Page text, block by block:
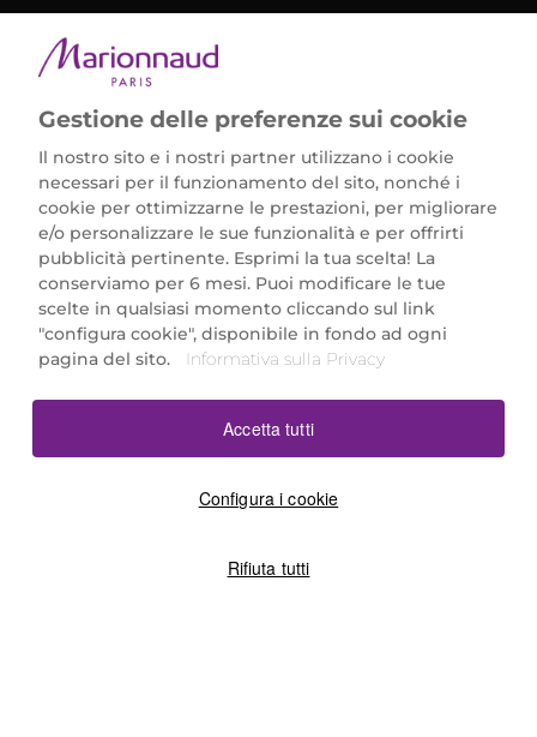
Marionnaud Parfumeries Italia S.r.l.
Largo Fiera Milano 5, 20017 Rho (MI)
REA Milano 1650024 con P.IVA 13425220152.
SCARICA LA NOSTRA APP
Gestione delle preferenze sui cookie
Il nostro sito e i nostri partner utilizzano i cookie
necessari per il funzionamento del sito, nonché i
cookie per ottimizzarne le prestazioni, per migliorare
e/o personalizzare le sue funzionalità e per offrirti
pubblicità pertinente. Esprimi la tua scelta! La
conserviamo per 6 mesi. Puoi modificare le tue
scelte in qualsiasi momento cliccando sul link
"configura cookie", disponibile in fondo ad ogni
pagina del sito.
Informativa sulla Privacy
Configura i cookie
Rifiuta tutti
Accetta tutti